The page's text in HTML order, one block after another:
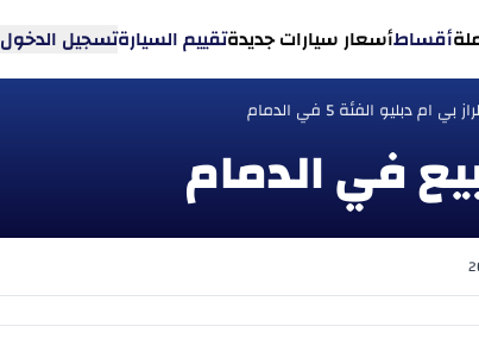
أقساطأسعار سيارات جديدةتقييم السيارةتسجيل الدخول
الفئة 5 في الدمام